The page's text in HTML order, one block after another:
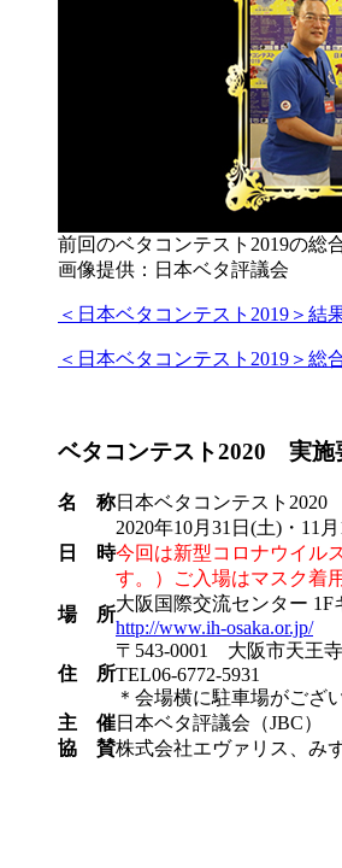
前回のベタコンテスト2019の総
画像提供：日本ベタ評議会
＜日本ベタコンテスト2019＞結
＜日本ベタコンテスト2019＞総
ベタコンテスト2020 実施
名 称日本ベタコンテスト2020
日 時
2020年10月31日(土)・11
今回は新型コロナウイル
す。）ご入場はマスク着
場 所
大阪国際交流センター 1F
http://www.ih-osaka.or.jp/
住 所
〒543-0001 大阪市天王
TEL06-6772-5931
＊会場横に駐車場がござ
主 催日本ベタ評議会（JBC）
協 賛株式会社エヴァリス、み